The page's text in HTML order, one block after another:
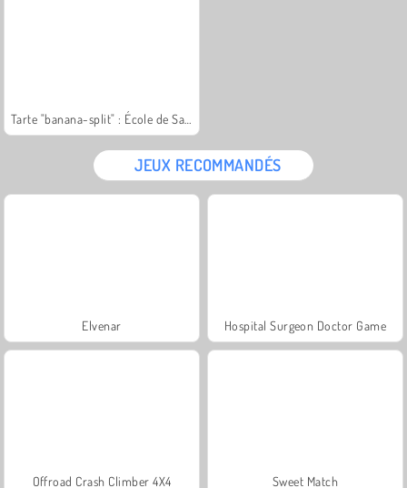
JEUX RECOMMANDÉS
Elvenar Hospital Surgeon Doctor Game
Offroad Crash Climber 4X4 Sweet Match